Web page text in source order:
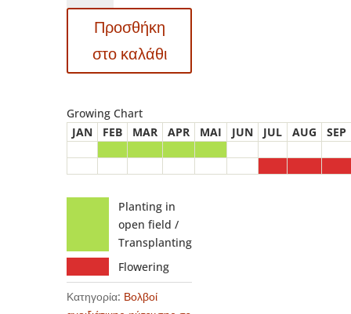
-
ΝτάλιαΠροσθήκη
στο καλάθι
Growing Chart
JAN
FEB MAR APR MAI JUN JUL AUG SEP
Planting in
open field /
Transplanting
Flowering
Κατηγορία: Βολβοί